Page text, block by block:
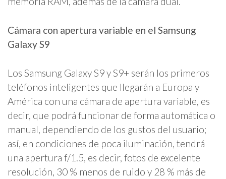
Cámara con apertura variable en el Samsung
Galaxy S9
Los Samsung Galaxy S9 y S9+ serán los primeros
teléfonos inteligentes que llegarán a Europa y
América con una cámara de apertura variable, es
decir, que podrá funcionar de forma automática o
manual, dependiendo de los gustos del usuario;
así, en condiciones de poca iluminación, tendrá
una apertura f/1.5, es decir, fotos de excelente
resolución, 30 % menos de ruido y 28 % más de